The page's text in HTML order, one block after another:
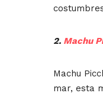
2. Machu
Machu
mar, esta